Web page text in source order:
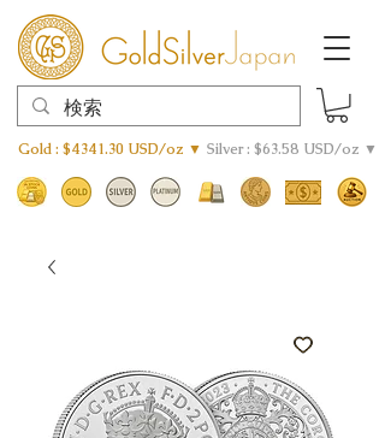
Gold : $4341.30 USD/oz ▼ Silver : $63.58 USD/oz ▼